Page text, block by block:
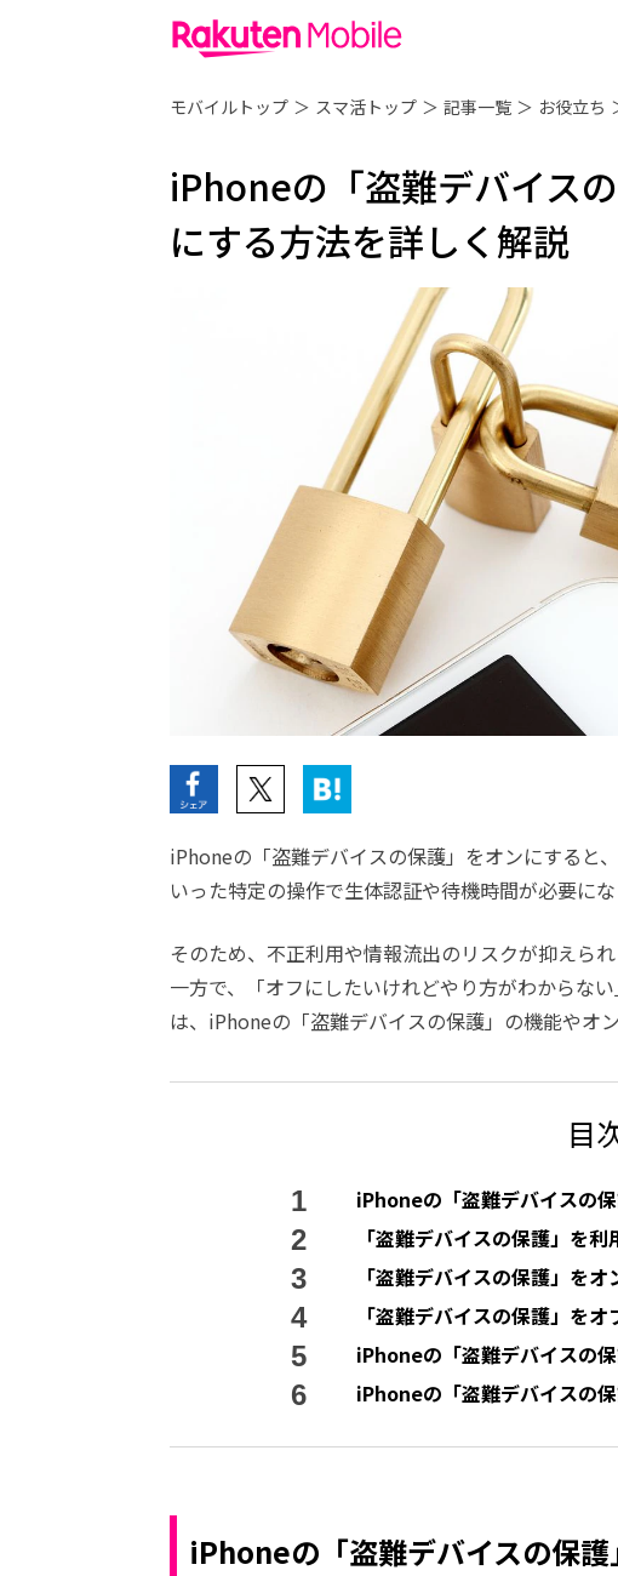
モバイルトップ ＞ スマ活トップ ＞ 記事一覧 ＞ お役立ち
iPhoneの「盗難デバイス
にする方法を詳しく解説
iPhoneの「盗難デバイスの保護」をオンにすると
いった特定の操作で生体認証や待機時間が必要にな
そのため、不正利用や情報流出のリスクが抑えられ
一方で、「オフにしたいけれどやり方がわからな
は、iPhoneの「盗難デバイスの保護」の機能やオ
目
iPhoneの「盗難デバイスの
「盗難デバイスの保護」を
「盗難デバイスの保護」を
「盗難デバイスの保護」を
iPhoneの「盗難デバイスの
iPhoneの「盗難デバイスの
iPhoneの「盗難デバイスの保護